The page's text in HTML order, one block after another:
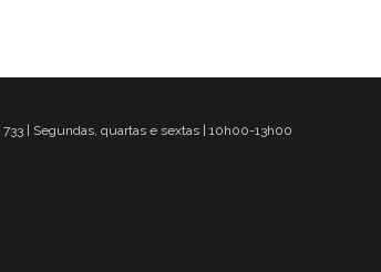
| Segundas, quartas e sextas | 10h00-13h00